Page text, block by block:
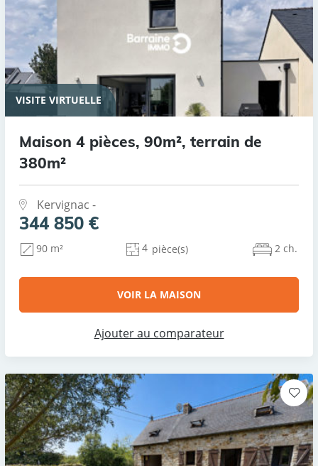
VISITE VIRTUELLE
Maison 4 pièces, 90m², terrain de
380m²
Kervignac -
344 850 €
90 m² 4 pièce(s) 2 ch.
VOIR LA MAISON
Ajouter au comparateur